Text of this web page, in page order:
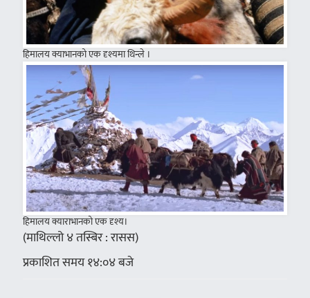
हिमालय क्याभानको एक दृश्यमा थिन्ले ।
हिमालय क्याराभानको एक दृश्य।
(माथिल्लो ४ तस्बिर : रासस)
प्रकाशित समय १४:०४ बजे